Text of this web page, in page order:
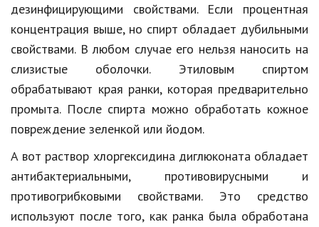
дезинфицирующими свойствами. Если процентная
концентрация выше, но спирт обладает дубильными
свойствами. В любом случае его нельзя наносить на
слизистые оболочки. Этиловым спиртом
обрабатывают края ранки, которая предварительно
промыта. После спирта можно обработать кожное
повреждение зеленкой или йодом.
А вот раствор хлоргексидина диглюконата обладает
антибактериальными, противовирусными и
противогрибковыми свойствами. Это средство
используют после того, как ранка была обработана